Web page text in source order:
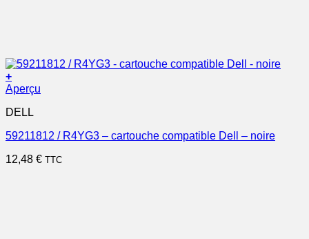
+
Aperçu
DELL
59211812 / R4YG3 – cartouche compatible Dell – noire
12,48 € TTC